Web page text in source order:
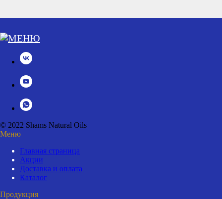
© 2022 Shams Natural Oils
Меню
Главная страница
Акции
Доставка и оплата
Каталог
Продукция